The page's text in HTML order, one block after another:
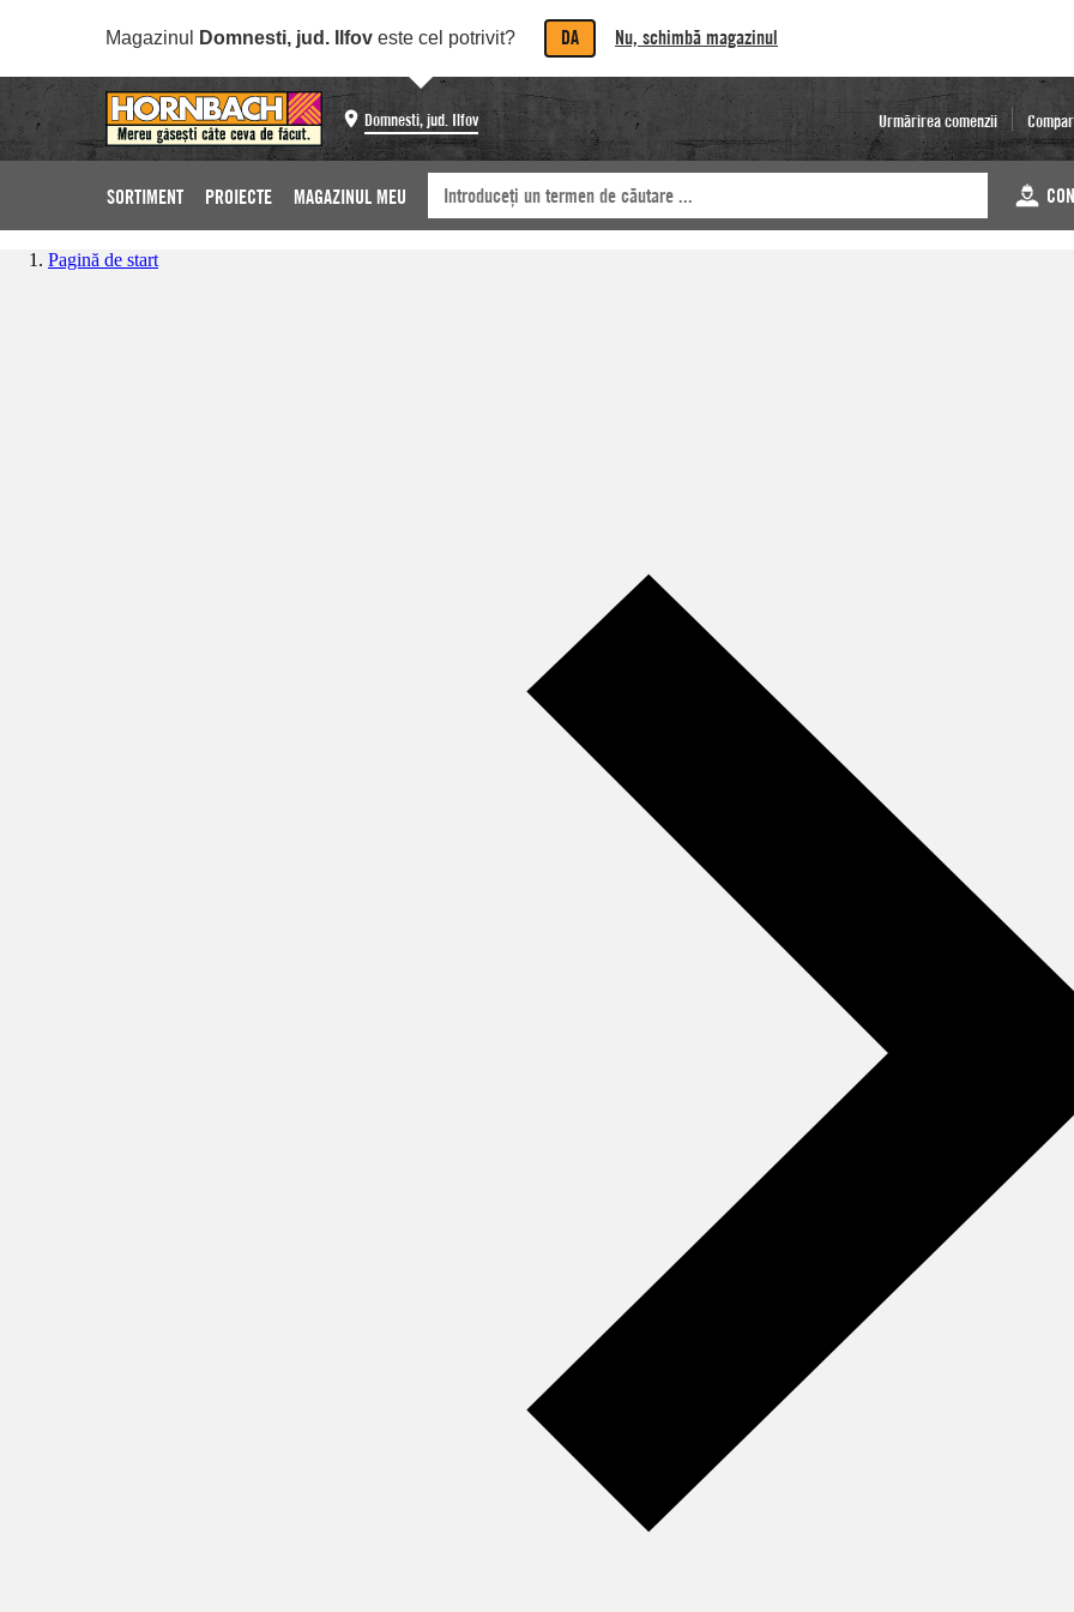
Magazinul Domnesti, jud. Ilfov este cel potrivit? DA Nu, schimbă magazinul
Domnesti, jud. Ilfov Urmărirea comenzii
SORTIMENT PROIECTE MAGAZINUL MEU
Pagină de start